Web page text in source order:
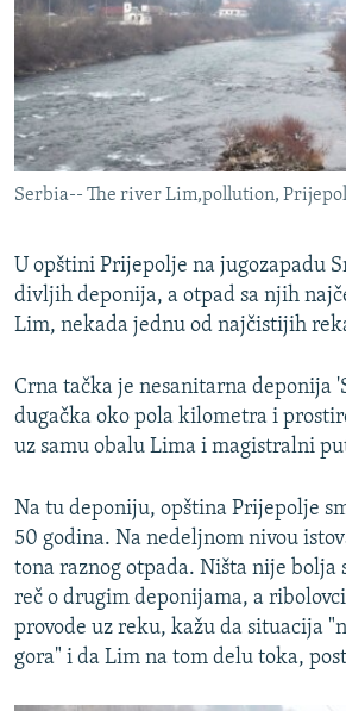
DNEVNO@RSE
SPECIJALI RSE
VIŠE OD NASLOVA
GENOCID U SREBRENICI
POPLAVE I KLIZIŠTA U BIH 2024.
POST SCRIPTUM
MOJA EVROPA
TRI DECENIJE OD RATA U BIH
SVE KARTE DEJTONA
NASTANAK I RASPAD JUGOSLAVIJE
PRATITE NAS
Sve RFE/RL stranice
Serbia-- The river Lim,pollution,
U opštini Prijepolje na jugozapadu
divljih deponija, a otpad sa njih
Lim, nekada jednu od najčistijih
Crna tačka je nesanitarna deponija
dugačka oko pola kilometra i
uz samu obalu Lima i magistralni
Na tu deponiju, opština Prijepolje
50 godina. Na nedeljnom nivou
tona raznog otpada. Ništa nije bolja
reč o drugim deponijama, a
provode uz reku, kažu da situacija
gora" i da Lim na tom delu toka,